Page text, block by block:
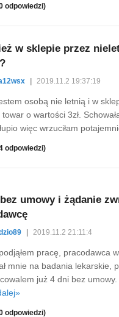
odpowiedzi)
w sklepie przez
2019.11.2 19:37:19
osobą nie letnią i w
o wartości 3zł.
więc wrzuciłam
odpowiedzi)
umowy i żądanie
2019.11.2 21:11:4
pracę, pracodawca
mnie na badania lekarskie,
już 4 dni bez
odpowiedzi)